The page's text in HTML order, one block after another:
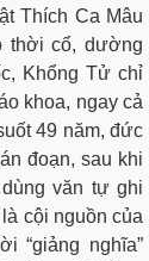
Thích Ca Mâu
thời cổ, dường
Khổng Tử chỉ
khoa, ngay cả
49 năm, đức
đoạn, sau khi
văn tự ghi
cội nguồn của
“giảng nghĩa”